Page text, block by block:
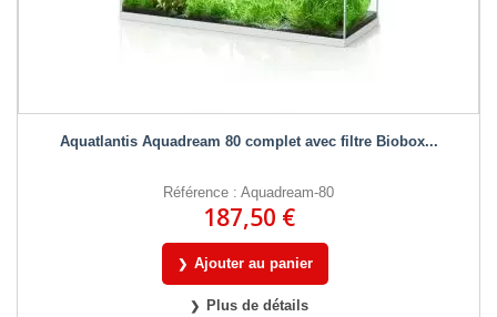
Aquatlantis Aquadream 80 complet avec filtre Biobox...
Référence : Aquadream-80
187,50 €
Ajouter au panier
Plus de détails